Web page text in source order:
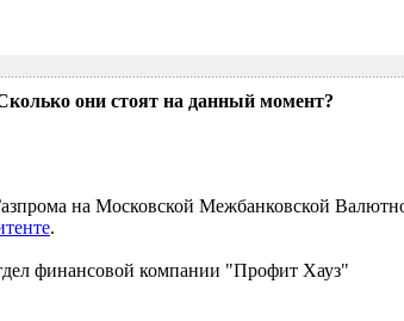
они стоят на данный момент?
Газпрома на Московской Межбанковской
.
финансовой компании "Профит Хауз"